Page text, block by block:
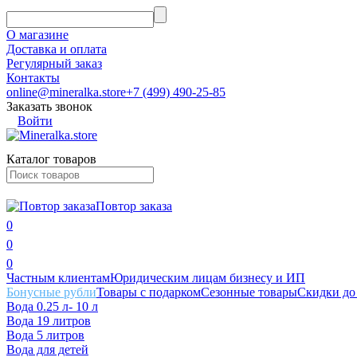
О магазине
Доставка и оплата
Регулярный заказ
Контакты
online@mineralka.store+7 (499) 490-25-85
Заказать звонок
Войти
Каталог товаров
Повтор заказа
0
0
0
Частным клиентамЮридическим лицам бизнесу и ИП
Бонусные рублиТовары с подаркомСезонные товарыСкидки
Вода 0.25 л- 10 л
Вода 19 литров
Вода 5 литров
Вода для детей